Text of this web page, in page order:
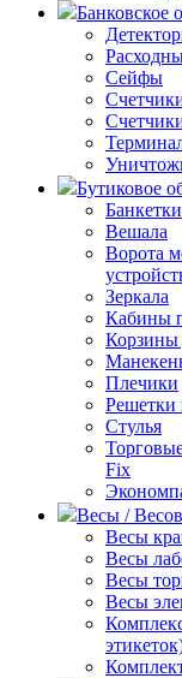
Банковское
Сейфы
Бутиковое
Банкетки
Вешала
Ворота
Зеркала
Кабины
Корзины
Плечики
Решетки
Стулья
Fix
Весы /
Весы
Весы
Весы
Весы